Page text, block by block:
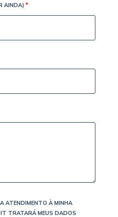
AINDA) *
ATENDIMENTO À MINHA
TRATARÁ MEUS DADOS